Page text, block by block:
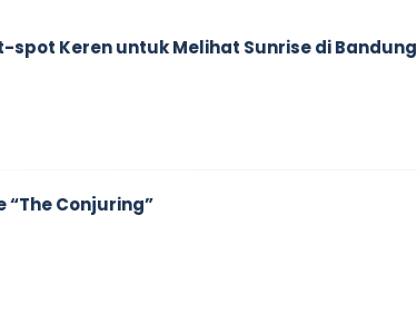
spot Keren untuk Melihat Sunrise di Bandung
“The Conjuring”